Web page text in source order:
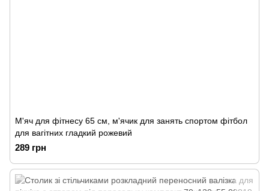
М'яч для фітнесу 65 см, м'ячик для занять спортом фітбол
для вагітних гладкий рожевий
289 грн